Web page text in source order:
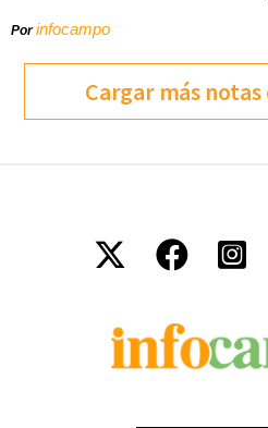
Porinfocampo
Cargar más